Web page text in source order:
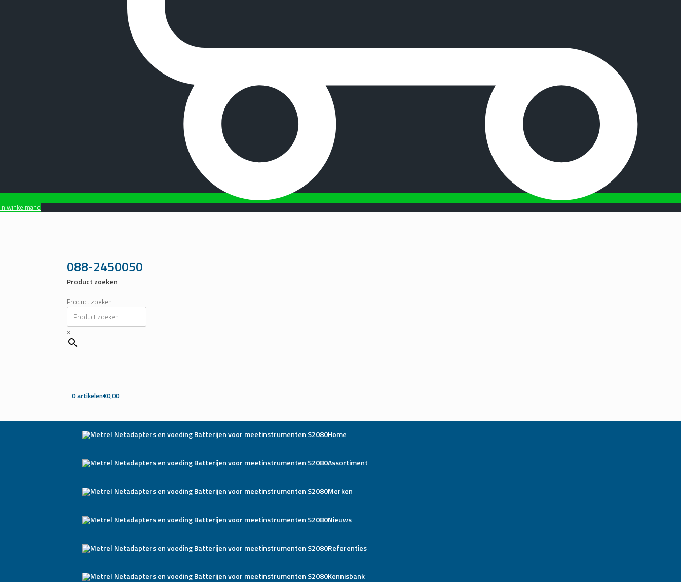
In winkelmand
088-2450050
Product zoeken
Product zoeken
×
0 artikelen€0,00
Home
Assortiment
Merken
Nieuws
Referenties
Kennisbank